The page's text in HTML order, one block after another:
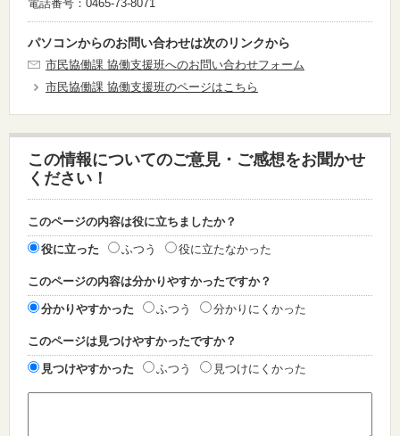
電話番号：0465-73-8071
パソコンからのお問い合わせは次のリンクから
市民協働課 協働支援班へのお問い合わせフォーム
市民協働課 協働支援班のページはこちら
この情報についてのご意見・ご感想をお聞かせ
ください！
このページの内容は役に立ちましたか？
役に立った ふつう 役に立たなかった
このページの内容は分かりやすかったですか？
分かりやすかった ふつう 分かりにくかった
このページは見つけやすかったですか？
見つけやすかった ふつう 見つけにくかった